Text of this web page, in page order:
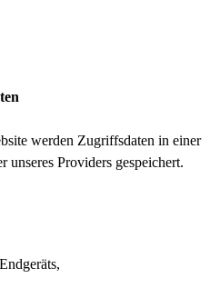
werden Zugriffsdaten in einer
unseres Providers gespeichert.